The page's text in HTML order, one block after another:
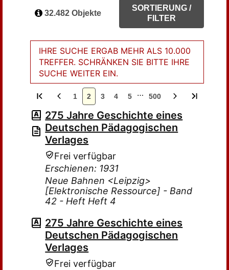
32.482 Objekte
SORTIERUNG /
FILTER
IHRE SUCHE ERGAB MEHR ALS 10.000
TREFFER. SCHRÄNKEN SIE BITTE IHRE
SUCHE WEITER EIN.
1 2 3 4 5 … 500
275 Jahre Geschichte eines
Deutschen Pädagogischen
Verlages
Frei verfügbar
Erschienen: 1931
Neue Bahnen <Leipzig>
[Elektronische Ressource] - Band
42 - Heft Heft 4
275 Jahre Geschichte eines
Deutschen Pädagogischen
Verlages
Frei verfügbar